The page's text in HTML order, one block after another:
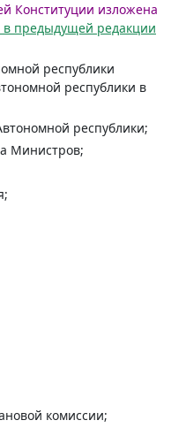
Конституции изложена
в предыдущей редакции
республики
республики в
республики;
Министров;
комиссии;